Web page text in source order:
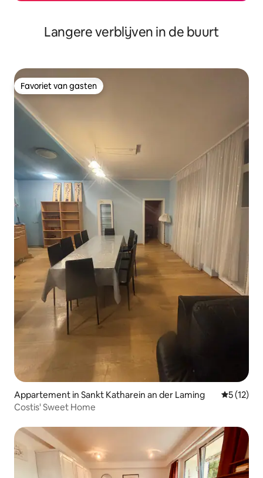
Langere verblijven in de buurt
Favoriet van gasten
Favoriet van gasten
Appartement in Sankt Katharein an der Laming
5 (12)
Costis' Sweet Home